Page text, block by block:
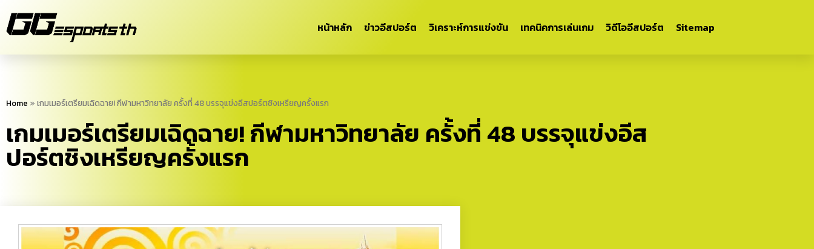
หน้าหลัก ข่าวอีสปอร์ต วิเคราะห์การแข่งขัน เทคนิคการเล่นเกม วิดีโออีสปอร์ต Sitemap
Home » เกมเมอร์เตรียมเฉิดฉาย! กีฬามหาวิทยาลัย ครั้งที่ 48 บรรจุแข่งอีสปอร์ตชิงเหรียญครั้งแรก
เกมเมอร์เตรียมเฉิดฉาย! กีฬามหาวิทยาลัย ครั้งที่ 48 บรรจุแข่งอีส
ปอร์ตชิงเหรียญครั้งแรก